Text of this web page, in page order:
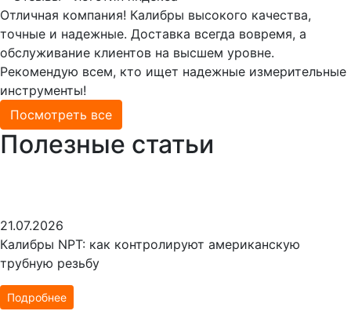
Отличная компания! Калибры высокого качества,
точные и надежные. Доставка всегда вовремя, а
обслуживание клиентов на высшем уровне.
Рекомендую всем, кто ищет надежные измерительные
инструменты!
Посмотреть все
Полезные статьи
21.07.2026
Калибры NPT: как контролируют американскую
трубную резьбу
Подробнее